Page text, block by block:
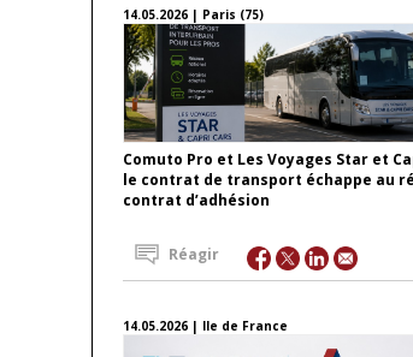
14.05.2026 | Paris (75)
Comuto Pro et Les Voyages Star et
le contrat de transport échappe au
contrat d’adhésion
Réagir
14.05.2026 | Ile de France